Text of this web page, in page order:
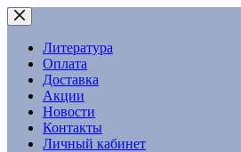
Перейти
к
сути
Литература
Оплата
Доставка
Акции
Новости
Контакты
Личный кабинет